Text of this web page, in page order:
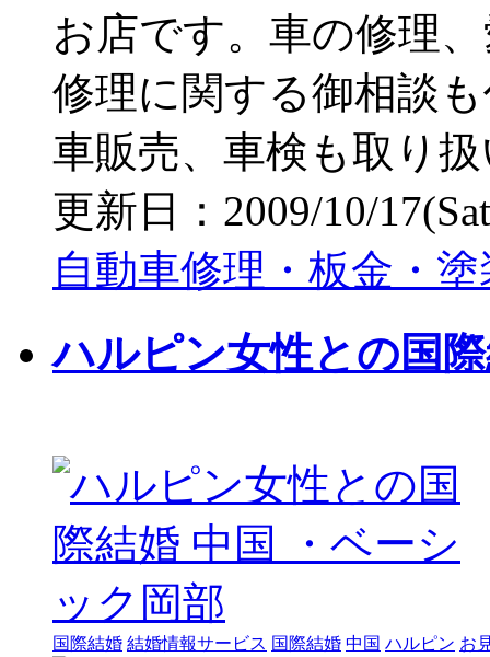
お店です。車の修理
修理に関する御相談
車販売、車検も取り
更新日：2009/10/
自動車修理・板金・
ハルピン女性との国
国際結婚 結婚情報サービス 国際結婚 中国 ハルピン お